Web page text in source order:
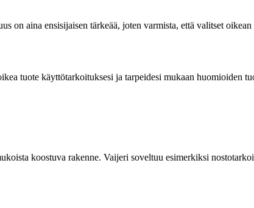
on aina ensisijaisen tärkeää, joten varmista, että valitset
tuote käyttötarkoituksesi ja tarpeidesi mukaan huomioiden
koostuva rakenne. Vaijeri soveltuu esimerkiksi